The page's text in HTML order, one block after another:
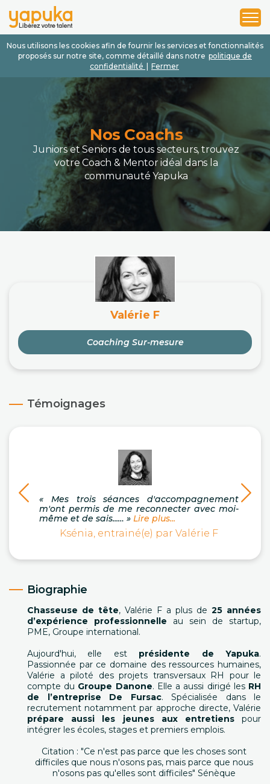
Nous utilisons les cookies afin de fournir les services et fonctionnalités
proposés sur notre site, comme détaillé dans notre politique de
confidentialité
Fermer
1
2
3
Nos Coachs
Juniors et Seniors de tous secteurs, trouvez
votre Coach & Mentor idéal dans la
communauté Yapuka
Valérie F
Coaching Sur-mesure
Témoignages
« Mes trois séances d'accompagnement
m'ont permis de me reconnecter avec moi-
même et de sais...… » Lire plus...
Ksénia, entrainé(e) par Valérie F
«
Biographie
Chasseuse de tête, Valérie F a plus de 25 années
d’expérience professionnelle au sein de startup,
PME, Groupe international.
Aujourd'hui, elle est présidente de Yapuka.
Passionnée par ce domaine des ressources humaines,
Valérie a piloté des projets transversaux RH pour le
compte du Groupe Danone. Elle a aussi dirigé les RH
de l’entreprise De Fursac. Spécialisée dans le
recrutement notamment par approche directe, Valérie
prépare aussi les jeunes aux entretiens pour
intégrer les écoles, stages et premiers emplois.
Citation : "Ce n'est pas parce que les choses sont
difficiles que nous n'osons pas, mais parce que nous
n'osons pas qu'elles sont difficiles" Sénèque